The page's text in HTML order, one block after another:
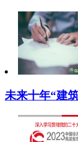
未来十年“建